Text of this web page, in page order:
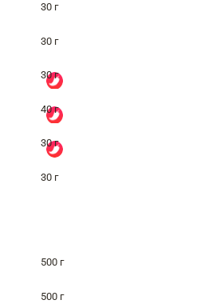
30 г
30 г
30 г
40 г
30 г
30 г
500 г
500 г